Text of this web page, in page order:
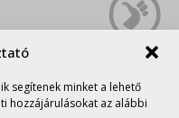
segítenek minket a lehető
hozzájárulásokat az alábbi